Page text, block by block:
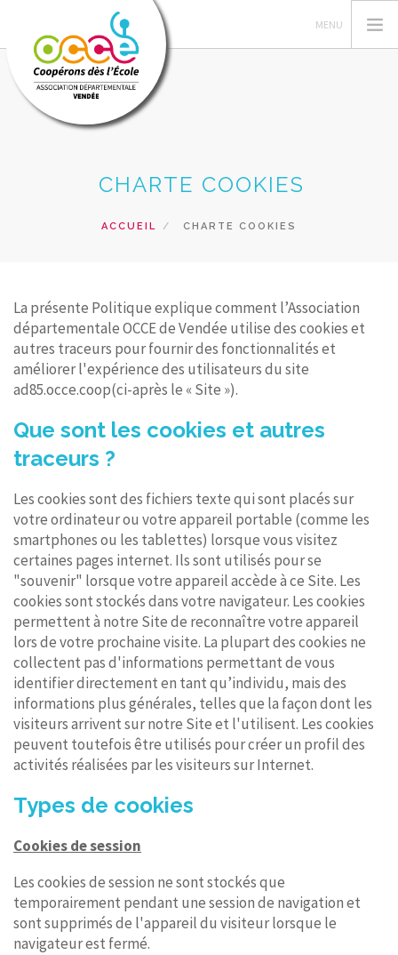
C'EST QUOI UNE COOPERATIVE
PRETS ET SERVICES
RECHERCHER
CONTACT
CHARTE COOKIES
ACCUEIL CHARTE COOKIES
La présente Politique explique comment l’Association
départementale OCCE de Vendée utilise des cookies et
autres traceurs pour fournir des fonctionnalités et
améliorer l'expérience des utilisateurs du site
ad85.occe.coop(ci-après le « Site »).
Que sont les cookies et autres
traceurs ?
Les cookies sont des fichiers texte qui sont placés sur
votre ordinateur ou votre appareil portable (comme les
smartphones ou les tablettes) lorsque vous visitez
certaines pages internet. Ils sont utilisés pour se
"souvenir" lorsque votre appareil accède à ce Site. Les
cookies sont stockés dans votre navigateur. Les cookies
permettent à notre Site de reconnaître votre appareil
lors de votre prochaine visite. La plupart des cookies ne
collectent pas d'informations permettant de vous
identifier directement en tant qu’individu, mais des
informations plus générales, telles que la façon dont les
visiteurs arrivent sur notre Site et l'utilisent. Les cookies
peuvent toutefois être utilisés pour créer un profil des
activités réalisées par les visiteurs sur Internet.
Types de cookies
Cookies de session
Les cookies de session ne sont stockés que
temporairement pendant une session de navigation et
sont supprimés de l'appareil du visiteur lorsque le
navigateur est fermé.